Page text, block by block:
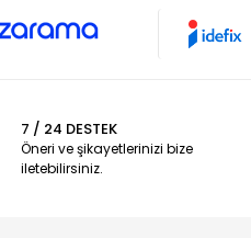
7 / 24 DESTEK
Öneri ve şikayetlerinizi bize
iletebilirsiniz.